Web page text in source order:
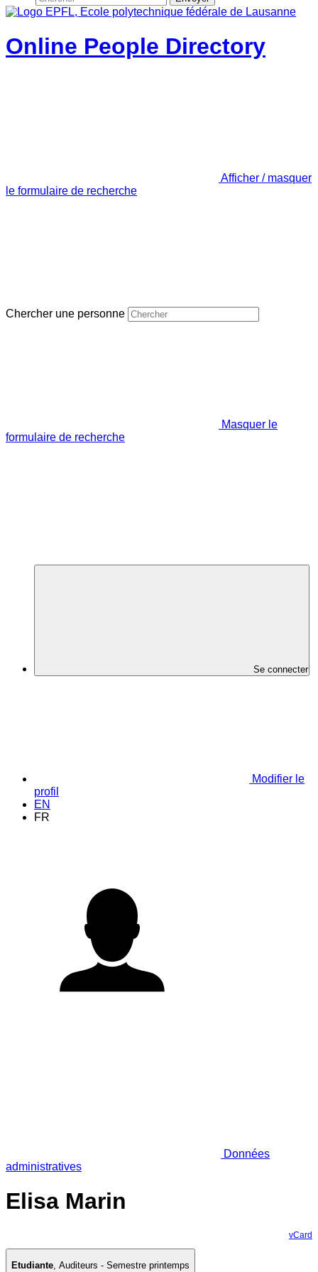
Online People Directory
Afficher / masquer
le formulaire de recherche
Chercher une personne
Masquer le
formulaire de recherche
Se connecter
Modifier le
profil
EN
FR
Données
administratives
Elisa Marin
vCard
Etudiante, Auditeurs - Semestre printemps